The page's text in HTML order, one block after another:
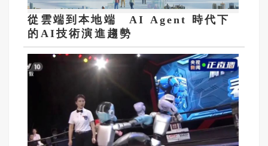
從雲端到本地端 AI Agent 時代下
的AI技術演進趨勢